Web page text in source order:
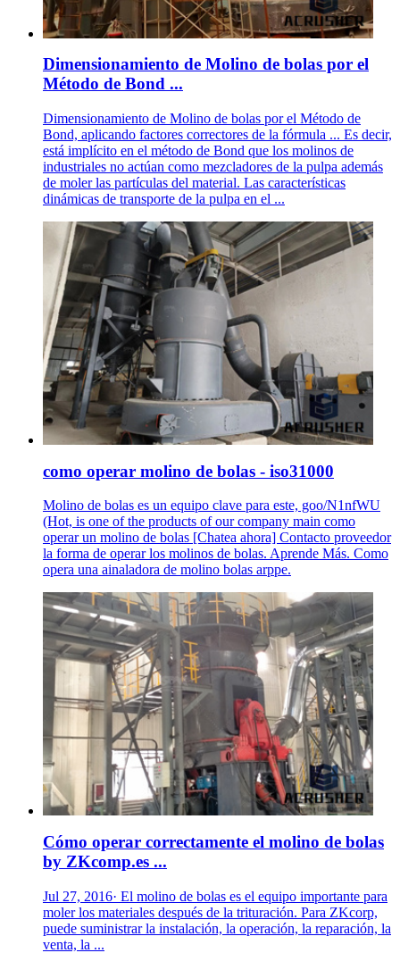
Dimensionamiento de Molino de bolas por el
Método de Bond ...
Dimensionamiento de Molino de bolas por el Método de
Bond, aplicando factores correctores de la fórmula ... Es decir,
está implícito en el método de Bond que los molinos de
industriales no actúan como mezcladores de la pulpa además
de moler las partículas del material. Las características
dinámicas de transporte de la pulpa en el ...
como operar molino de bolas - iso31000
Molino de bolas es un equipo clave para este, goo/N1nfWU
(Hot, is one of the products of our company main como
operar un molino de bolas [Chatea ahora] Contacto proveedor
la forma de operar los molinos de bolas. Aprende Más. Como
opera una ainaladora de molino bolas arppe.
Cómo operar correctamente el molino de bolas
by ZKcomp.es ...
Jul 27, 2016· El molino de bolas es el equipo importante para
moler los materiales después de la trituración. Para ZKcorp,
puede suministrar la instalación, la operación, la reparación, la
venta, la ...